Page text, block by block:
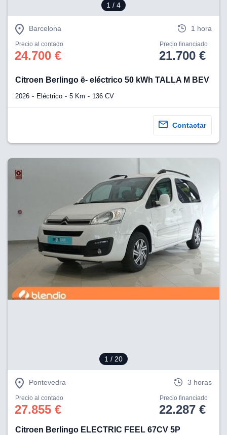
1 / 4
Barcelona 1 hora
Precio al contado
24.700 €
Precio financiado
21.700 €
Citroen Berlingo ë- eléctrico 50 kWh TALLA M BEV
2026 Eléctrico 5 Km 136 CV
Contactar
1 / 20
Pontevedra 3 horas
Precio al contado
27.855 €
Precio financiado
22.287 €
Citroen Berlingo ELECTRIC FEEL 67CV 5P